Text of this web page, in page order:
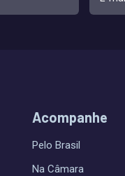
Acompanhe
Pelo Brasil
Na Câmara